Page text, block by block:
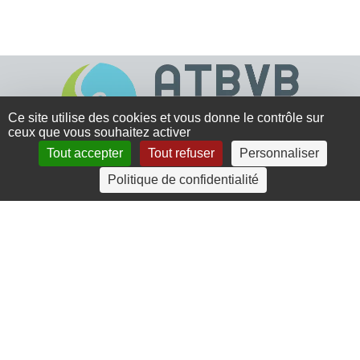
4 rue Crec’h-Ugen
22810 Belle Isle en Terre
Ce site utilise des cookies et vous donne le contrôle sur
ceux que vous souhaitez activer
Tout accepter
Tout refuser
Personnaliser
Politique de confidentialité